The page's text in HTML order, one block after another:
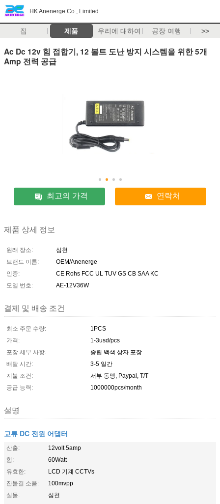
HK Anenerge Co., Limited
집 제품 우리에 대하여 공장 여행 >>
Ac Dc 12v 힘 접합기, 12 볼트 도난 방지 시스템을 위한 5개
Amp 전력 공급
최고의 가격 연락처
제품 상세 정보
원래 장소:
심천
브랜드 이름:
OEM/Anenerge
인증:
CE Rohs FCC UL TUV GS CB SAA KC
모델 번호:
AE-12V36W
결제 및 배송 조건
최소 주문 수량:
1PCS
가격:
1-3usd/pcs
포장 세부 사항:
중립 백색 상자 포장
배달 시간:
3-5 일간
지불 조건:
서부 동맹, Paypal, T/T
공급 능력:
1000000pcs/month
설명
교류 DC 전원 어댑터
산출:
12volt 5amp
힘:
60Watt
유효한:
LCD 기계 CCTVs
잔물결 소음:
100mvpp
실물:
심천